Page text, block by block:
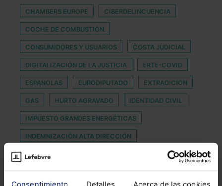
Consentimiento Detalles Acerca de las cookies
CHAMBERS EUROPE CIBERDELINCUENCIA
COCHE DE COMBUSTIÓN
CONSUMIDORES Y USUARIOS COSTA JUDICIAL
DIGITALIZACIÓN DE LA JUSTICIA ERTE-COVID
ESPANOLAS EURODIPUTADO EXTRADICION
GAS HURTO AGRAVADO IDENTIDAD CIVIL
IMPUESTO GRANDES ENERGÉTICAS
INDEMNIZACIÓN ALTA DIRECCIÓN
INMUNIZACIÓN INVESTIGACIÓN POLICIAL
JORNADAS DE EXTRANJERÍA Y PROTECCIÓN
INTERNACIONAL